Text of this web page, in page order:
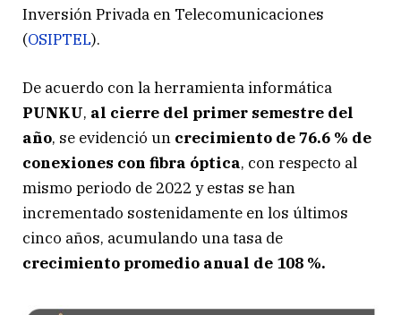
Inversión Privada en Telecomunicaciones
(OSIPTEL).
De acuerdo con la herramienta informática
PUNKU, al cierre del primer semestre del
año, se evidenció un crecimiento de 76.6 % de
conexiones con fibra óptica, con respecto al
mismo periodo de 2022 y estas se han
incrementado sostenidamente en los últimos
cinco años, acumulando una tasa de
crecimiento promedio anual de 108 %.